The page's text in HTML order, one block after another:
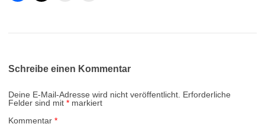
Schreibe einen Kommentar
Deine E-Mail-Adresse wird nicht veröffentlicht. Erforderliche
Felder sind mit * markiert
Kommentar *